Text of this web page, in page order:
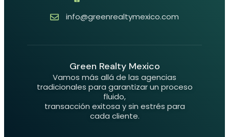
info@greenrealtymexico.com
Green Realty Mexico
Vamos más allá de las agencias
tradicionales para garantizar un proceso
fluido,
transacción exitosa y sin estrés para
cada cliente.